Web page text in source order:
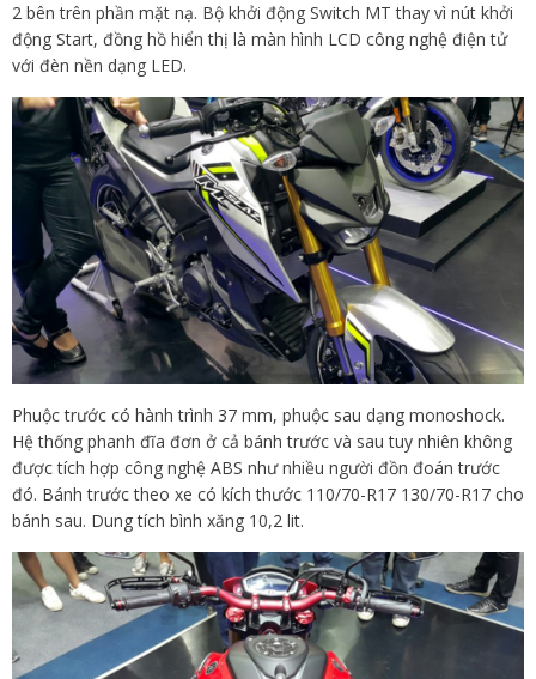
2 bên trên phần mặt nạ. Bộ khởi động Switch MT thay vì nút khởi
động Start, đồng hồ hiển thị là màn hình LCD công nghệ điện tử
với đèn nền dạng LED.
Phuộc trước có hành trình 37 mm, phuộc sau dạng monoshock.
Hệ thống phanh đĩa đơn ở cả bánh trước và sau tuy nhiên không
được tích hợp công nghệ ABS như nhiều người đồn đoán trước
đó. Bánh trước theo xe có kích thước 110/70-R17 130/70-R17 cho
bánh sau. Dung tích bình xăng 10,2 lit.